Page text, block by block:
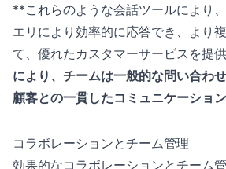
**これらのような会話ツールにより
エリにより効率的に応答でき、より
て、優れたカスタマーサービスを提供
により、チームは一般的な問い合わ
顧客との一貫したコミュニケーショ
コラボレーションとチーム管理
効果的なコラボレーションとチーム